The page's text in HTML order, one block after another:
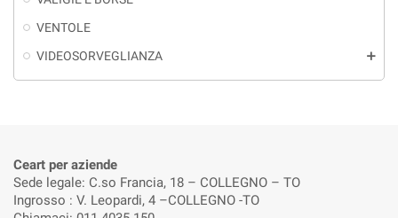
VENTOLE
VIDEOSORVEGLIANZA
add
Ceart per aziende
Sede legale: C.so Francia, 18 – COLLEGNO – TO
Ingrosso : V. Leopardi, 4 –COLLEGNO -TO